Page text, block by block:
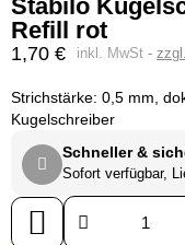
Stabilo
Refill rot
1,70 € inkl. MwSt
Strichstärke: 0,5 mm,
Kugelschreiber
Schneller &
Sofort verfügbar,